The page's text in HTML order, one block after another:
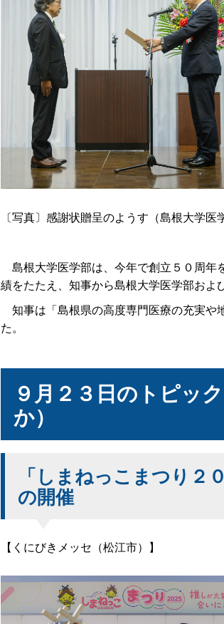
〔写真〕感謝状贈呈のようす（島根大学医
島根大学医学部は、今年で創立５０周年
績をたたえ、知事から島根大学医学部およ
知事は「島根県の高度専門医療の充実や
た。
９月２３日のトピッ
か）
「しまねっこまつり２
の開催
【くにびきメッセ（松江市）】